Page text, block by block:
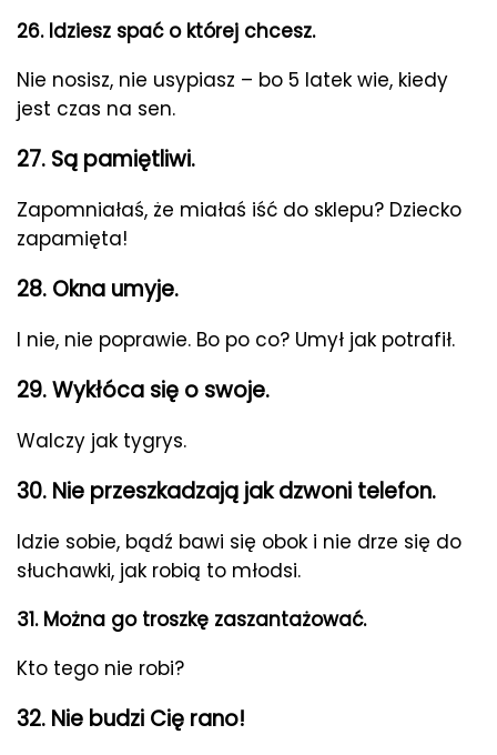
26. Idziesz spać o której chcesz.
Nie nosisz, nie usypiasz – bo 5 latek wie, kiedy
jest czas na sen.
27. Są pamiętliwi.
Zapomniałaś, że miałaś iść do sklepu? Dziecko
zapamięta!
28. Okna umyje.
I nie, nie poprawie. Bo po co? Umył jak potrafił.
29. Wykłóca się o swoje.
Walczy jak tygrys.
30. Nie przeszkadzają jak dzwoni telefon.
Idzie sobie, bądź bawi się obok i nie drze się do
słuchawki, jak robią to młodsi.
31. Można go troszkę zaszantażować.
Kto tego nie robi?
32. Nie budzi Cię rano!